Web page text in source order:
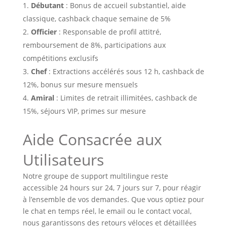
Débutant: Bonus de accueil substantiel, aide
classique, cashback chaque semaine de 5%
Officier: Responsable de profil attitré,
remboursement de 8%, participations aux
compétitions exclusifs
Chef: Extractions accélérés sous 12 h, cashback de
12%, bonus sur mesure mensuels
Amiral: Limites de retrait illimitées, cashback de
15%, séjours VIP, primes sur mesure
Aide Consacrée aux
Utilisateurs
Notre groupe de support multilingue reste
accessible 24 hours sur 24, 7 jours sur 7, pour réagir
à l’ensemble de vos demandes. Que vous optiez pour
le chat en temps réel, le email ou le contact vocal,
nous garantissons des retours véloces et détaillées